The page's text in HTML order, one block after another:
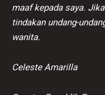
maaf kepada saya.
tindakan undang-
wanita.
Celeste Amarilla